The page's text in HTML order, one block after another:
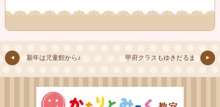
新年は児童館から♪ 甲府クラスもゆきだるま